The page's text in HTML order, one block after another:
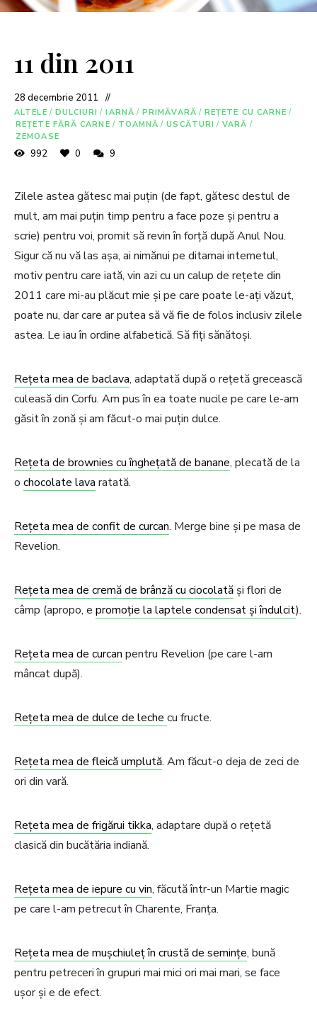
11 din 2011
28 decembrie 2011
ALTELE / DULCIURI / IARNĂ / PRIMĂVARĂ / REȚETE CU CARNE /
REȚETE FĂRĂ CARNE / TOAMNĂ / USCĂTURI / VARĂ /
ZEMOASE
992 0 9
Zilele astea gătesc mai puțin (de fapt, gătesc destul de
mult, am mai puțin timp pentru a face poze și pentru a
scrie) pentru voi, promit să revin în forță după Anul Nou.
Sigur că nu vă las așa, ai nimănui pe ditamai internetul,
motiv pentru care iată, vin azi cu un calup de rețete din
2011 care mi-au plăcut mie și pe care poate le-ați văzut,
poate nu, dar care ar putea să vă fie de folos inclusiv zilele
astea. Le iau în ordine alfabetică. Să fiți sănătoși.
Rețeta mea de baclava, adaptată după o rețetă grecească
culeasă din Corfu. Am pus în ea toate nucile pe care le-am
găsit în zonă și am făcut-o mai puțin dulce.
Rețeta de brownies cu înghețată de banane, plecată de la
o chocolate lava ratată.
Rețeta mea de confit de curcan. Merge bine și pe masa de
Revelion.
Rețeta mea de cremă de brânză cu ciocolată și flori de
câmp (apropo, e promoție la laptele condensat și îndulcit).
Rețeta mea de curcan pentru Revelion (pe care l-am
mâncat după).
Rețeta mea de dulce de leche cu fructe.
Rețeta mea de fleică umplută. Am făcut-o deja de zeci de
ori din vară.
Rețeta mea de frigărui tikka, adaptare după o rețetă
clasică din bucătăria indiană.
Rețeta mea de iepure cu vin, făcută într-un Martie magic
pe care l-am petrecut în Charente, Franța.
Rețeta mea de mușchiuleț în crustă de semințe, bună
pentru petreceri în grupuri mai mici ori mai mari, se face
ușor și e de efect.